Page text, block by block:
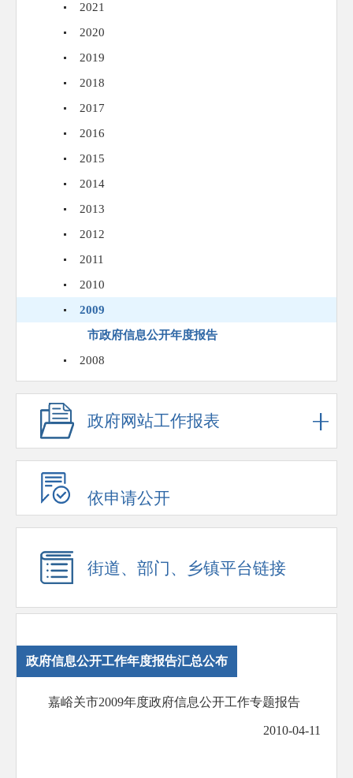
2021
2020
2019
2018
2017
2016
2015
2014
2013
2012
2011
2010
2009
市政府信息公开年度报告
2008
政府网站工作报表
依申请公开
街道、部门、乡镇平台链接
政府信息公开工作年度报告汇总公布
嘉峪关市2009年度政府信息公开工作专题报告
2010-04-11